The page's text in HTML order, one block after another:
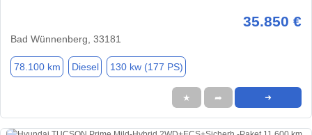
35.850 €
Bad Wünnenberg, 33181
78.100 km Diesel 130 kw (177 PS)
★ ➦ ➜